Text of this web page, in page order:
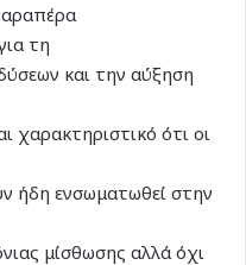
τη
και την αύξηση
χαρακτηριστικό ότι οι
ήδη ενσωματωθεί στην
μίσθωσης αλλά όχι